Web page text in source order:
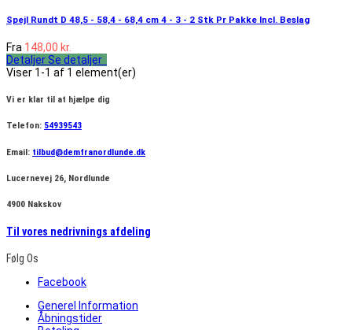
Spejl Rundt D 48,5 - 58,4 - 68,4 cm 4 - 3 - 2 Stk Pr Pakke Incl. Beslag
Fra 148,00 kr.
Detaljer Se detaljer
Viser 1-1 af 1 element(er)
Vi er klar til at hjælpe dig
Telefon: 54939543
Email: tilbud@demfranordlunde.dk
Lucernevej 26, Nordlunde
4900 Nakskov
Til vores nedrivnings afdeling
Følg Os
Facebook
Generel Information
Åbningstider